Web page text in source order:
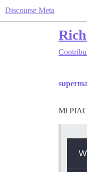
Discourse Meta
Mi